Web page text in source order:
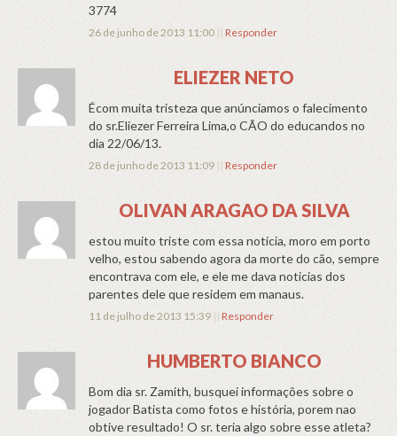
3774
26 de junho de 2013 11:00 || Responder
ELIEZER NETO
Écom muita tristeza que anúnciamos o falecimento
do sr.Eliezer Ferreira Lima,o CÃO do educandos no
dia 22/06/13.
28 de junho de 2013 11:09 || Responder
OLIVAN ARAGAO DA SILVA
estou muito triste com essa noticia, moro em porto
velho, estou sabendo agora da morte do cão, sempre
encontrava com ele, e ele me dava noticias dos
parentes dele que residem em manaus.
11 de julho de 2013 15:39 || Responder
HUMBERTO BIANCO
Bom dia sr. Zamith, busquei informações sobre o
jogador Batista como fotos e história, porem nao
obtive resultado! O sr. teria algo sobre esse atleta?